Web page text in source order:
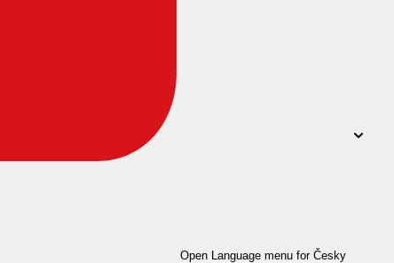
Open Language menu for Česky